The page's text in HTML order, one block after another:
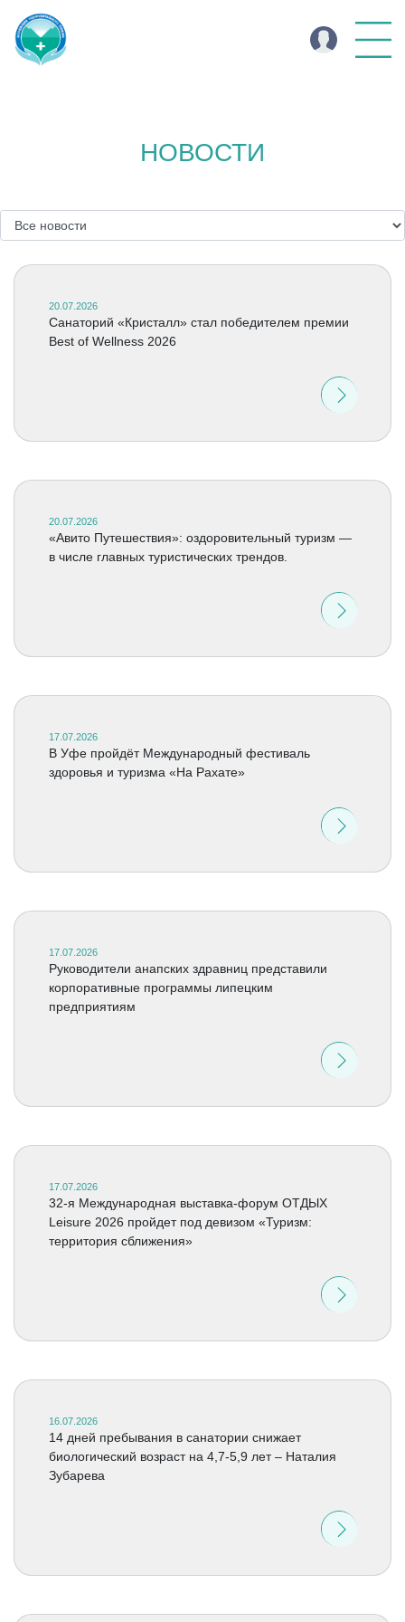
НОВОСТИ
20.07.2026
Cанаторий «Кристалл» стал победителем премии
Best of Wellness 2026
20.07.2026
«Авито Путешествия»: оздоровительный туризм —
в числе главных туристических трендов.
17.07.2026
В Уфе пройдёт Международный фестиваль
здоровья и туризма «На Рахате»
17.07.2026
Руководители анапских здравниц представили
корпоративные программы липецким
предприятиям
17.07.2026
32-я Международная выставка-форум ОТДЫХ
Leisure 2026 пройдет под девизом «Туризм:
территория сближения»
16.07.2026
14 дней пребывания в санатории снижает
биологический возраст на 4,7-5,9 лет – Наталия
Зубарева